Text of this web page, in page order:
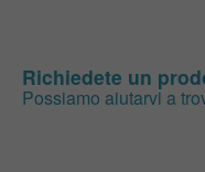
Richiedete un
Possiamo aiutarvi a